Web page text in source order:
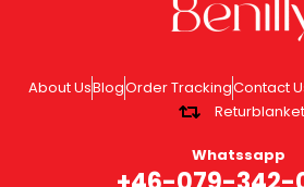
About UsBlogOrder TrackingContact
Whatssapp